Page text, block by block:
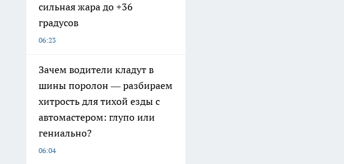
сильная жара до +36
градусов
06:23
Зачем водители кладут в
шины поролон — разбираем
хитрость для тихой езды с
автомастером: глупо или
гениально?
06:04